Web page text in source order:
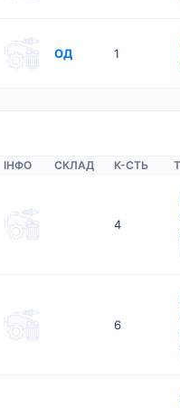
ОД 1
ІНФО СКЛАД К-CТЬ
4
6